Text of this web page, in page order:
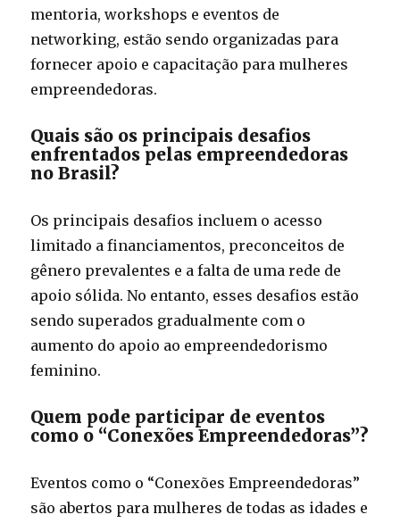
mentoria, workshops e eventos de
networking, estão sendo organizadas para
fornecer apoio e capacitação para mulheres
empreendedoras.
Quais são os principais desafios
enfrentados pelas empreendedoras
no Brasil?
Os principais desafios incluem o acesso
limitado a financiamentos, preconceitos de
gênero prevalentes e a falta de uma rede de
apoio sólida. No entanto, esses desafios estão
sendo superados gradualmente com o
aumento do apoio ao empreendedorismo
feminino.
Quem pode participar de eventos
como o “Conexões Empreendedoras”?
Eventos como o “Conexões Empreendedoras”
são abertos para mulheres de todas as idades e